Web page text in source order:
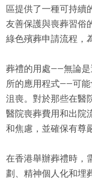
區提供了一種可持續
友善保護與喪葬習俗
綠色殯葬申請流程，
葬禮的用處——無論
所的應用程式——可
沮喪。對於那些在醫
醫院喪葬費用和出院
和焦慮，並確保有尊
在香港舉辦葬禮時，
劃、精神個人化和埋